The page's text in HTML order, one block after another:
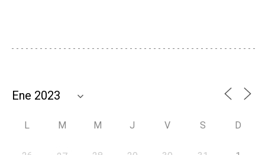
L M M J V S D